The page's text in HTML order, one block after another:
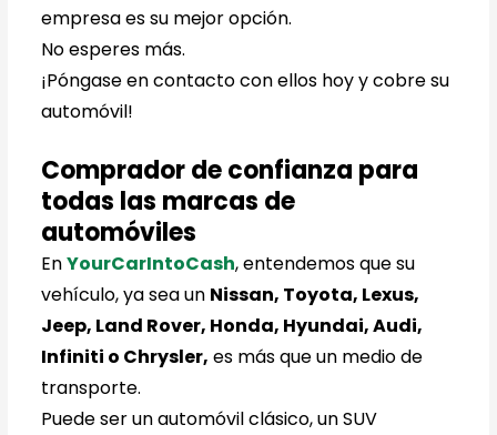
empresa es su mejor opción.
No esperes más.
¡Póngase en contacto con ellos hoy y cobre su
automóvil!
Comprador de confianza para
todas las marcas de
automóviles
EnYourCarIntoCash, entendemos que su
vehículo, ya sea un Nissan, Toyota, Lexus,
Jeep, Land Rover, Honda, Hyundai, Audi,
Infiniti o Chrysler, es más que un medio de
transporte.
Puede ser un automóvil clásico, un SUV